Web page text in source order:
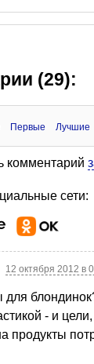
(29):
Первые Лучшие
комментарий
сети:
12 октября 2012 в
для
- и
продукты